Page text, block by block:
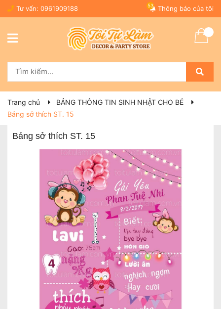
Tư vấn: 0961909188 Thông báo của tôi
53
Trang chủ
BẢNG THÔNG TIN SINH NHẬT CHO BÉ
Bảng sở thích ST. 15
Bảng sở thích ST. 15